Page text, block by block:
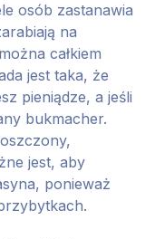
osób zastanawia
na
całkiem
jest taka, że
pieniądze, a jeśli
bukmacher.
jest, aby
ponieważ